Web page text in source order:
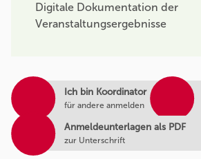
Ich bin Koordinator
für andere anmelden
Anmeldeunterlagen als PDF
zur Unterschrift
Digitale Dokumentation der
Veranstaltungsergebnisse